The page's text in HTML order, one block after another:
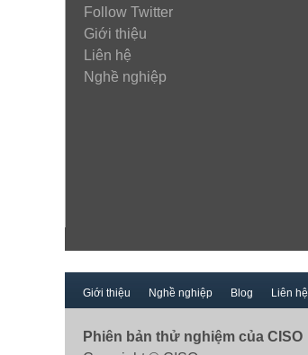
Follow Twitter
Giới thiệu
Liên hệ
Nghề nghiệp
Giới thiệu Nghề nghiệp Blog Liên hệ
Phiên bản thử nghiệm của CISO